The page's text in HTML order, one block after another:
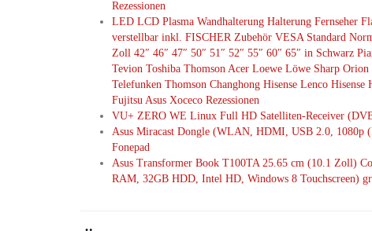
Rezessionen
LED LCD Plasma Wandhalterung Halterung Fernseher
verstellbar inkl. FISCHER Zubehör VESA Standard
Zoll 42″ 46″ 47″ 50″ 51″ 52″ 55″ 60″ 65″ in Schwarz
Tevion Toshiba Thomson Acer Loewe Löwe Sharp
Telefunken Thomson Changhong Hisense Lenco
Fujitsu Asus Xoceco Rezessionen
VU+ ZERO WE Linux Full HD Satelliten-Receiver
Asus Miracast Dongle (WLAN, HDMI, USB 2.0, 1080p
Fonepad
Asus Transformer Book T100TA 25.65 cm (10.1 Zoll)
RAM, 32GB HDD, Intel HD, Windows 8 Touchscreen)